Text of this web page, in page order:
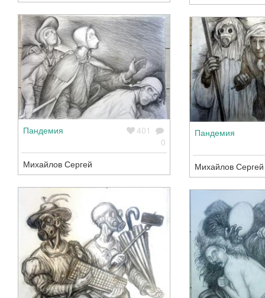
Пандемия
401
0
Михайлов Сергей
Пандемия
Михайлов Сергей